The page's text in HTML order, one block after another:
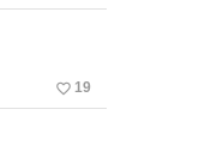
favorite_border 19